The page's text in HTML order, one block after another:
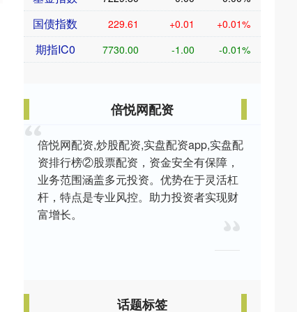
国债指数 229.61 +0.01 +0.01%
期指IC0 7730.00 -1.00 -0.01%
倍悦网配资
倍悦网配资,炒股配资,实盘配资app,实盘配
资排行榜②股票配资，资金安全有保障，
业务范围涵盖多元投资。优势在于灵活杠
杆，特点是专业风控。助力投资者实现财
富增长。
话题标签